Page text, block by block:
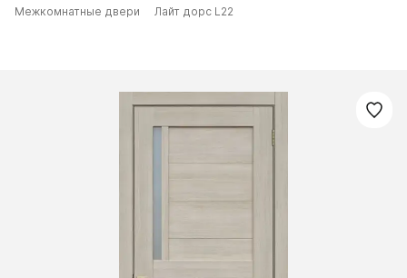
Межкомнатные двери Лайт дорс L22